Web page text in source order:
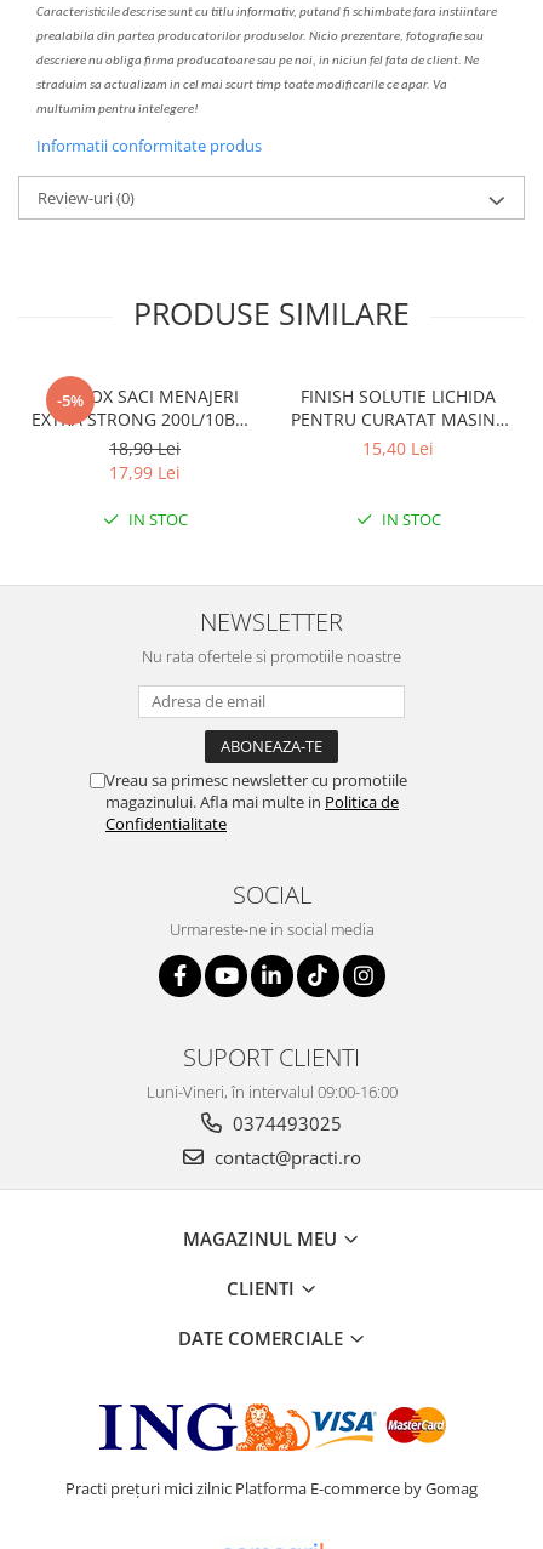
Caracteristicile descrise sunt cu titlu informativ, putand fi schimbate fara instiintare
prealabila din partea producatorilor produselor. Nicio prezentare, fotografie sau
descriere nu obliga firma producatoare sau pe noi, in niciun fel fata de client. Ne
straduim sa actualizam in cel mai scurt timp toate modificarile ce apar. Va
multumim pentru intelegere!
Informatii conformitate produs
Review-uri(0)
PRODUSE SIMILARE
-5%
CLINOX SACI MENAJERI
EXTRA STRONG 200L/10BUC
LDPE NEGRI (90*122CM)
ETICHETA MOV
18,90 Lei
17,99 Lei
IN STOC
FINISH SOLUTIE LICHIDA
PENTRU CURATAT MASINA
DE SPALAT VASE 250ML
15,40 Lei
IN STOC
NEWSLETTER
Nu rata ofertele si promotiile noastre
Vreau sa primesc newsletter cu promotiile
magazinului. Afla mai multe in Politica de
Confidentialitate
SOCIAL
Urmareste-ne in social media
SUPORT CLIENTI
Luni-Vineri, în intervalul 09:00-16:00
0374493025
contact@practi.ro
MAGAZINUL MEU
CLIENTI
DATE COMERCIALE
Practi prețuri mici zilnic Platforma E-commerce by Gomag